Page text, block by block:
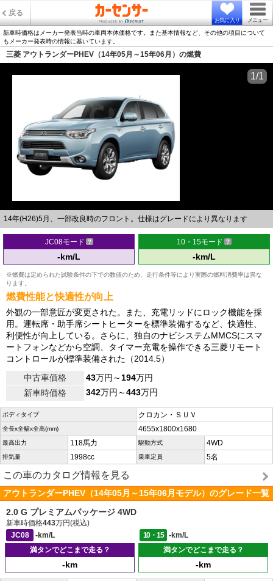
戻る
お気に入り メニュー
新車時価格はメーカー発表当時の車両本体価格です。また基本情報など、その他の項目について
もメーカー発表時の情報に基いています。
三菱 アウトランダーPHEV（14年05月～15年06月）の燃費
14年(H26)5月、一部改良時のフロント。仕様はグレードにより異なります
1/1
JC08モード
-km/L
10・15モード
-km/L
※燃費は定められた試験条件の下での数値のため、走行条件等により実際の燃料消費率は異な
ります。
燃費性能と快適性が向上
外観の一部意匠が変更された。また、充電リッドにロック機能を採
用。運転席・助手席シートヒーターを標準装備するなど、快適性、
利便性が向上している。さらに、独自のナビシステムMMCSにスマ
ートフォンなどから空調、タイマー充電を操作できる三菱リモート
コントロールが標準装備された（2014.5）
中古車価格
43万円～194万円
新車時価格
342万円～443万円
ボディタイプ クロカン・ＳＵＶ
全長x全幅x全高(mm) 4655x1800x1680
最高出力 118馬力 駆動方式 4WD
排気量 1998cc 乗車定員 5名
この車のカタログ情報を見る
アウトランダーPHEV（14年05月～15年06月モデル）のグレード一覧
2.0 G プレミアムパッケージ 4WD
新車時価格443万円(税込)
JC08
-km/L 10・15
-km/L
満タンでどこまで走る？
-km
満タンでどこまで走る？
-km